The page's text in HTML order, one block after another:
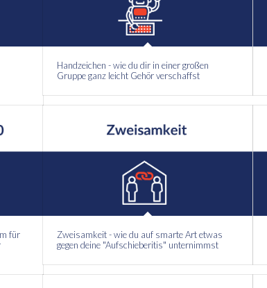
Handzeichen - wie du dir in einer großen
Gruppe ganz leicht Gehör verschaffst
für
Zweisamkeit - wie du auf smarte Art etwas
gegen deine "Aufschieberitis" unternimmst